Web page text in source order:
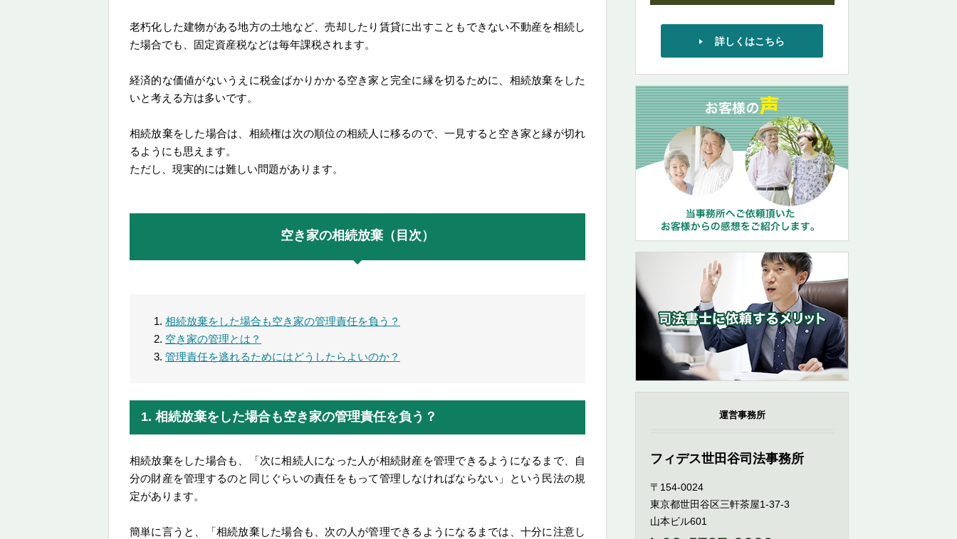
老朽化した建物がある地方の土地など、売却したり賃貸に出すこともできない不動産を相続し
た場合でも、固定資産税などは毎年課税されます。
経済的な価値がないうえに税金ばかりかかる空き家と完全に縁を切るために、相続放棄をした
いと考える方は多いです。
相続放棄をした場合は、相続権は次の順位の相続人に移るので、一見すると空き家と縁が切れ
るようにも思えます。
ただし、現実的には難しい問題があります。
空き家の相続放棄（目次）
相続放棄をした場合も空き家の管理責任を負う？
空き家の管理とは？
管理責任を逃れるためにはどうしたらよいのか？
1. 相続放棄をした場合も空き家の管理責任を負う？
相続放棄をした場合も、「次に相続人になった人が相続財産を管理できるようになるまで、自
分の財産を管理するのと同じぐらいの責任をもって管理しなければならない」という民法の規
定があります。
簡単に言うと、「相続放棄した場合も、次の人が管理できるようになるまでは、十分に注意し
詳しくはこちら
運営事務所
フィデス世田谷司法事務所
〒154-0024
東京都世田谷区三軒茶屋1-37-3
山本ビル601